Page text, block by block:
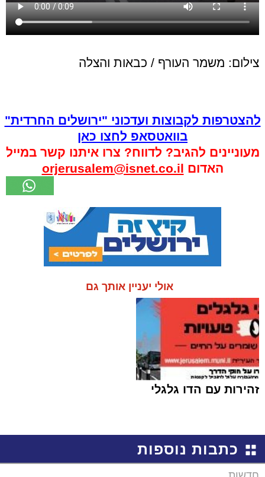
צילום: משמר העורף / כבאות והצלה
להצטרפות לקבוצות ועדכוני "ירושלים החרדית"
בוואטסאפ לחצו כאן
מעוניינים להגיב? לדווח? צרו איתנו קשר במייל
האדום orjerusalem@isnet.co.il
אולי יעניין אותך גם
זהירות עם הדו גלגלי
כתבות נוספות